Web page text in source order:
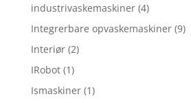
industrivaskemaskiner (4)
Integrerbare opvaskemaskiner (9)
Interiør (2)
IRobot (1)
Ismaskiner (1)